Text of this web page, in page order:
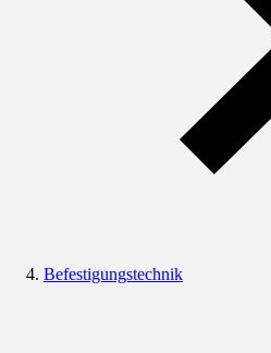
Befestigungstechnik